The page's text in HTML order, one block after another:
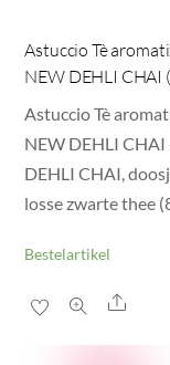
Astuccio Tè
NEW DEHLI CHAI
Astuccio Tè
NEW DEHLI CHAI
DEHLI CHAI,
losse zwarte thee
Bestelartikel
Share